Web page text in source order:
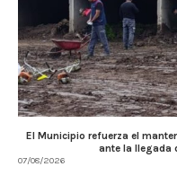
El Municipio refuerza el
ante la llegada
07/08/2026